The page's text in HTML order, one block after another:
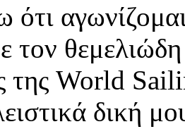
τον
της World
δική